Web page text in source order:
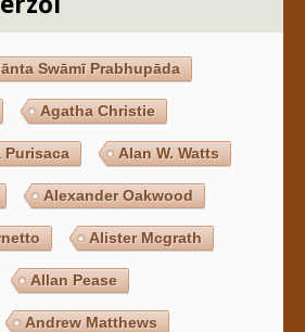
Swāmī Prabhupāda
Agatha Christie
Purisaca Alan W. Watts
Alexander Oakwood
Alister Mcgrath
Allan Pease
Andrew Matthews